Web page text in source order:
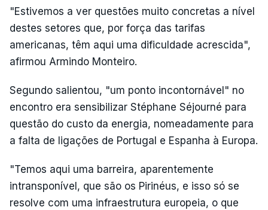
"Estivemos a ver questões muito concretas a nível
destes setores que, por força das tarifas
americanas, têm aqui uma dificuldade acrescida",
afirmou Armindo Monteiro.
Segundo salientou, "um ponto incontornável" no
encontro era sensibilizar Stéphane Séjourné para
questão do custo da energia, nomeadamente para
a falta de ligações de Portugal e Espanha à Europa.
"Temos aqui uma barreira, aparentemente
intransponível, que são os Pirinéus, e isso só se
resolve com uma infraestrutura europeia, o que